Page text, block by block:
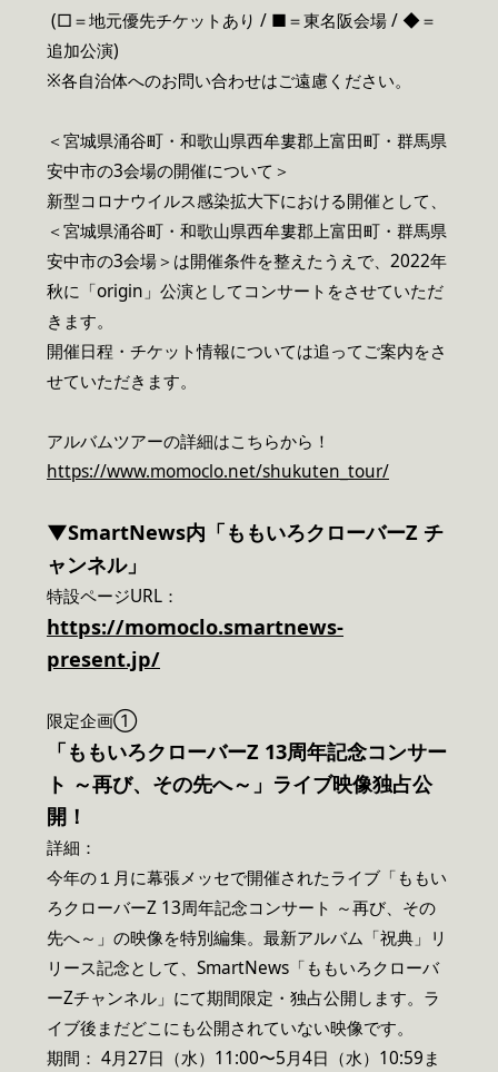
(□＝地元優先チケットあり / ■＝東名阪会場 / ◆＝
追加公演)
※各自治体へのお問い合わせはご遠慮ください。
＜宮城県涌谷町・和歌山県西牟婁郡上富田町・群馬県
安中市の3会場の開催について＞
新型コロナウイルス感染拡大下における開催として、
＜宮城県涌谷町・和歌山県西牟婁郡上富田町・群馬県
安中市の3会場＞は開催条件を整えたうえで、2022年
秋に「origin」公演としてコンサートをさせていただ
きます。
開催日程・チケット情報については追ってご案内をさ
せていただきます。
アルバムツアーの詳細はこちらから！
https://www.momoclo.net/shukuten_tour/
▼SmartNews内「ももいろクローバーZ チ
ャンネル」
特設ページURL：
https://momoclo.smartnews-
present.jp/
限定企画①
「ももいろクローバーZ 13周年記念コンサー
ト ～再び、その先へ～」ライブ映像独占公
開！
詳細：
今年の１月に幕張メッセで開催されたライブ「ももい
ろクローバーZ 13周年記念コンサート ～再び、その
先へ～」の映像を特別編集。最新アルバム「祝典」リ
リース記念として、SmartNews「ももいろクローバ
ーZチャンネル」にて期間限定・独占公開します。ラ
イブ後まだどこにも公開されていない映像です。
期間： 4月27日（水）11:00〜5月4日（水）10:59ま